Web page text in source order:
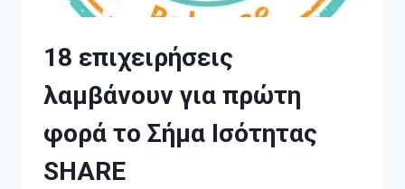
18 επιχειρήσεις
λαμβάνουν για πρώτη
φορά το Σήμα Ισότητας
SHARE